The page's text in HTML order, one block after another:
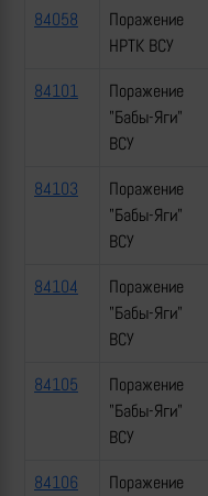
84058
Поражение
НРТК ВСУ
84101
Поражение
"Бабы-Яги"
ВСУ
84103
Поражение
"Бабы-Яги"
ВСУ
84104
Поражение
"Бабы-Яги"
ВСУ
84105
Поражение
"Бабы-Яги"
ВСУ
84106
Поражение